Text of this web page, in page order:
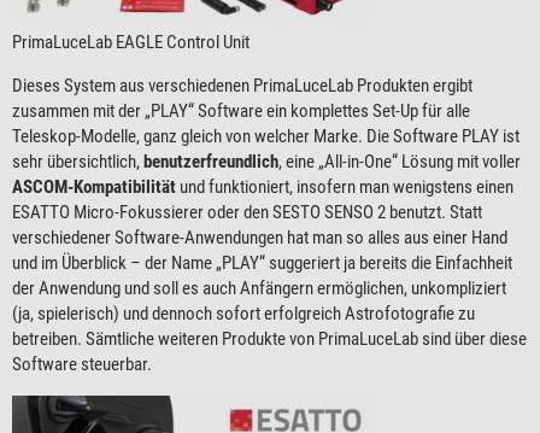
PrimaLuceLab EAGLE Control Unit
Dieses System aus verschiedenen PrimaLuceLab Produkten ergibt
zusammen mit der „PLAY“ Software ein komplettes Set-Up für alle
Teleskop-Modelle, ganz gleich von welcher Marke. Die Software PLAY ist
sehr übersichtlich,benutzerfreundlich, eine „All-in-One“ Lösung mit voller
ASCOM-Kompatibilität und funktioniert, insofern man wenigstens einen
ESATTO Micro-Fokussierer oder den SESTO SENSO 2 benutzt. Statt
verschiedener Software-Anwendungen hat man so alles aus einer Hand
und im Überblick – der Name „PLAY“ suggeriert ja bereits die Einfachheit
der Anwendung und soll es auch Anfängern ermöglichen, unkompliziert
(ja, spielerisch) und dennoch sofort erfolgreich Astrofotografie zu
betreiben. Sämtliche weiteren Produkte von PrimaLuceLab sind über diese
Software steuerbar.